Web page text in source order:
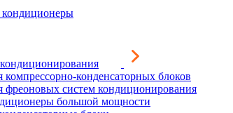
компрессорно-конденсаторных блоков
фреоновых систем кондиционирования
большой мощности